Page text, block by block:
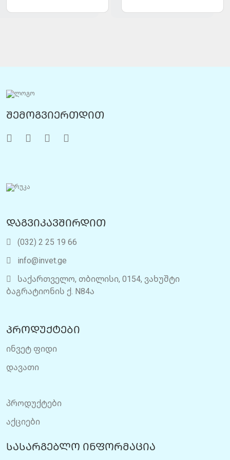
შემოგვიერთდით
დაგვიკავშირდით
(032) 2 25 19 66
info@invet.ge
საქართველო, თბილისი, 0154, ვახუშტი
ბაგრატიონის ქ. N84ა
პროდუქტები
ინვეტ ფიდი
დავათი
პროდუქტები
აქციები
სასარგებლო ინფორმაცია